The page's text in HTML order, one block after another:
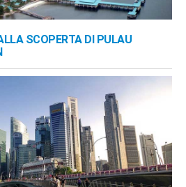
SCOPERTA DI PULAU